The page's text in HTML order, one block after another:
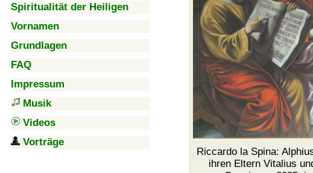
Spiritualität der Heiligen
Vornamen
Grundlagen
FAQ
Impressum
Musik
Videos
Vorträge
Riccardo la Spina:
ihren Eltern Vitalius